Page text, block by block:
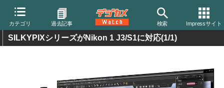
カテゴリ 過去記事 検索 Impressサイト
SILKYPIXシリーズがNikon 1 J3/S1に対応(1/1)